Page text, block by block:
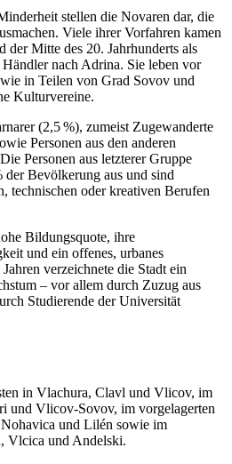
stellen die Novaren dar, die
Viele ihrer Vorfahren kamen
der Mitte des 20. Jahrhunderts als
nach Adrina. Sie leben vor
in Teilen von Grad Sovov und
Kulturvereine.
(2,5 %), zumeist Zugewanderte
Personen aus den anderen
Personen aus letzterer Gruppe
der Bevölkerung aus und sind
technischen oder kreativen Berufen
Bildungsquote, ihre
und ein offenes, urbanes
verzeichnete die Stadt ein
– vor allem durch Zuzug aus
Studierende der Universität
in Vlachura, Clavl und Vlicov, im
und Vlicov-Sovov, im vorgelagerten
und Lilén sowie im
Vlcica und Andelski.